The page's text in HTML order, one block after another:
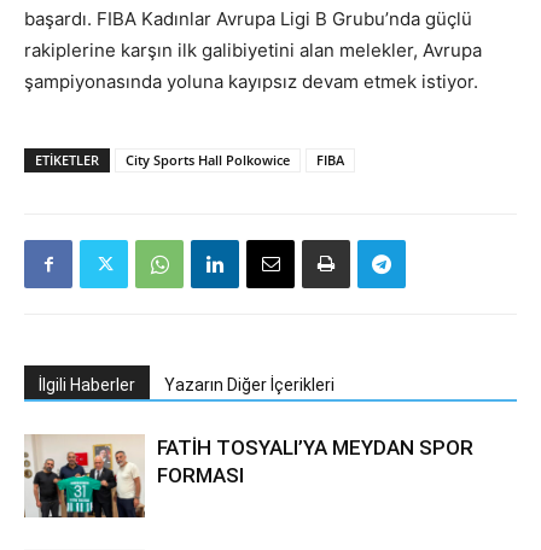
başardı. FIBA Kadınlar Avrupa Ligi B Grubu’nda güçlü
rakiplerine karşın ilk galibiyetini alan melekler, Avrupa
şampiyonasında yoluna kayıpsız devam etmek istiyor.
ETIKETLER City Sports Hall Polkowice FIBA
İlgili Haberler Yazarın Diğer İçerikleri
FATİH TOSYALI’YA MEYDAN SPOR
FORMASI